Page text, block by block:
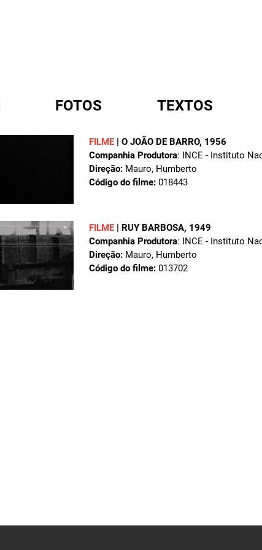
FOTOS TEXTOS
FILME | O JOÃO DE BARRO, 1956
Companhia Produtora: INCE - Instituto
Direção: Mauro, Humberto
Código do filme: 018443
FILME | RUY BARBOSA, 1949
Companhia Produtora: INCE - Instituto
Direção: Mauro, Humberto
Código do filme: 013702